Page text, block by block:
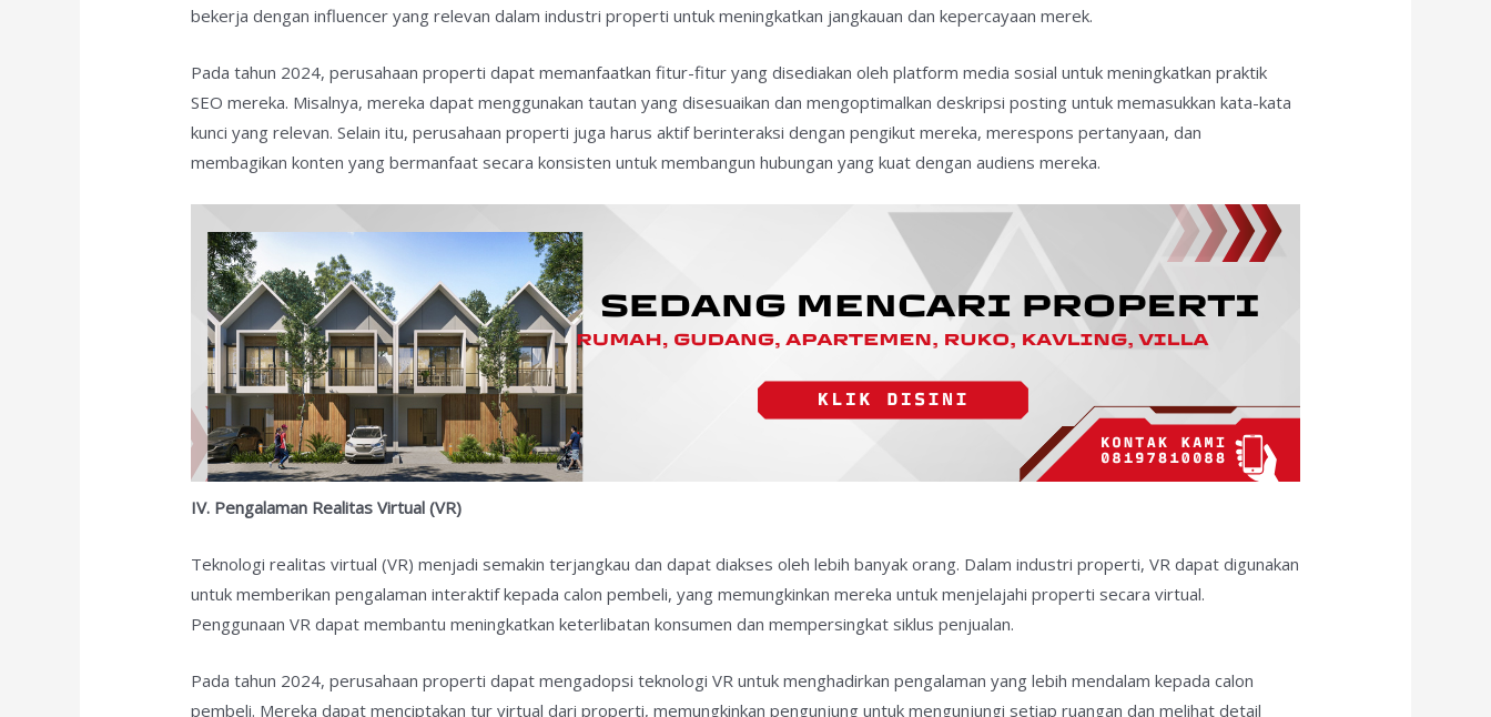
bekerja dengan influencer yang relevan dalam industri properti untuk meningkatkan jangkauan dan kepercayaan merek.
Pada tahun 2024, perusahaan properti dapat memanfaatkan fitur-fitur yang disediakan oleh platform media sosial untuk meningkatkan praktik
SEO mereka. Misalnya, mereka dapat menggunakan tautan yang disesuaikan dan mengoptimalkan deskripsi posting untuk memasukkan kata-kata
kunci yang relevan. Selain itu, perusahaan properti juga harus aktif berinteraksi dengan pengikut mereka, merespons pertanyaan, dan
membagikan konten yang bermanfaat secara konsisten untuk membangun hubungan yang kuat dengan audiens mereka.
IV. Pengalaman Realitas Virtual (VR)
Teknologi realitas virtual (VR) menjadi semakin terjangkau dan dapat diakses oleh lebih banyak orang. Dalam industri properti, VR dapat digunakan
untuk memberikan pengalaman interaktif kepada calon pembeli, yang memungkinkan mereka untuk menjelajahi properti secara virtual.
Penggunaan VR dapat membantu meningkatkan keterlibatan konsumen dan mempersingkat siklus penjualan.
Pada tahun 2024, perusahaan properti dapat mengadopsi teknologi VR untuk menghadirkan pengalaman yang lebih mendalam kepada calon
pembeli. Mereka dapat menciptakan tur virtual dari properti, memungkinkan pengunjung untuk mengunjungi setiap ruangan dan melihat detail